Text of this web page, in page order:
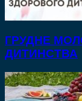
ГРУДНЕ
ДИТИНСТВА